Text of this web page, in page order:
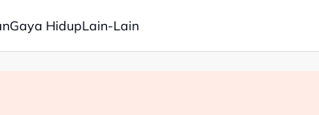
Gaya HidupLain-Lain